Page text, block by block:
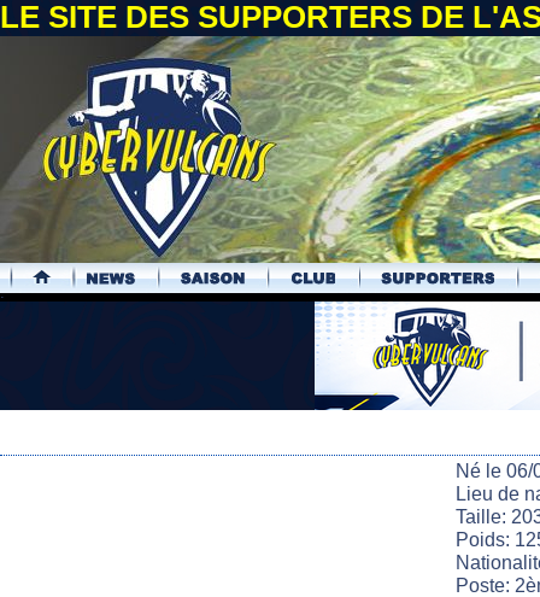
LE SITE DES SUPPORTERS DE
.
Né le 06/
Lieu de
Taille:
Poids:
Poste: